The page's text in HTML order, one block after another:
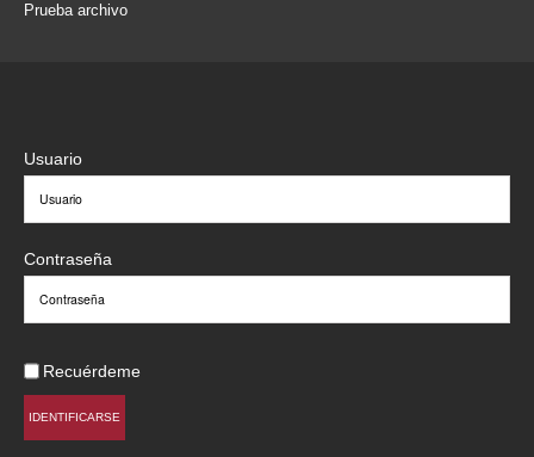
Prueba archivo
Usuario
Contraseña
Recuérdeme
IDENTIFICARSE